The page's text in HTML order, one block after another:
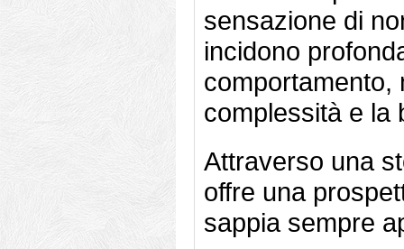
sensazione di
incidono
comportamento,
complessità e la
Attraverso una
offre una
sappia sempre